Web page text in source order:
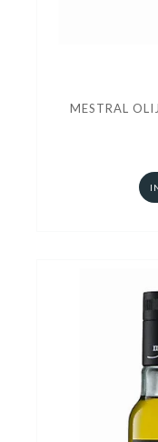
MESTRAL